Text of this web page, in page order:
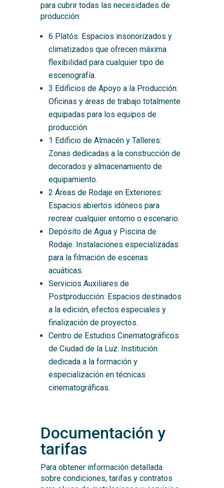
para cubrir todas las necesidades de
producción:
6 Platós: Espacios insonorizados y
climatizados que ofrecen máxima
flexibilidad para cualquier tipo de
escenografía.
3 Edificios de Apoyo a la Producción:
Oficinas y áreas de trabajo totalmente
equipadas para los equipos de
producción.
1 Edificio de Almacén y Talleres:
Zonas dedicadas a la construcción de
decorados y almacenamiento de
equipamiento.
2 Áreas de Rodaje en Exteriores:
Espacios abiertos idóneos para
recrear cualquier entorno o escenario.
Depósito de Agua y Piscina de
Rodaje: Instalaciones especializadas
para la filmación de escenas
acuáticas.
Servicios Auxiliares de
Postproducción: Espacios destinados
a la edición, efectos especiales y
finalización de proyectos.
Centro de Estudios Cinematográficos
de Ciudad de la Luz: Institución
dedicada a la formación y
especialización en técnicas
cinematográficas.
Documentación y
tarifas
Para obtener información detallada
sobre condiciones, tarifas y contratos